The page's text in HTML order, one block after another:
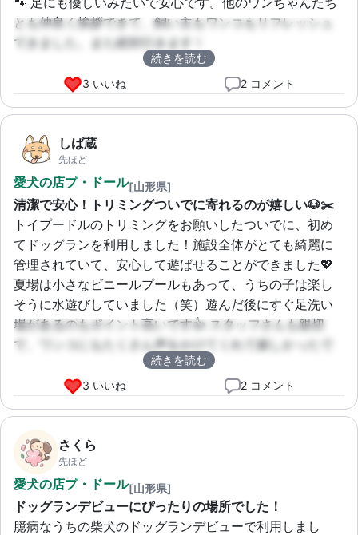
とも仲良く挨拶できて、飼い主もワンコもリフレッシュ
できました。また絶対行きます！
続きを読む
3 いいね
2 コメント
しば蔵
先ほど
愛犬の店プ・ドール[山形県]
清潔で安心！トリミングついでに寄れるのが嬉しい🐶✂️
トイプードルのトリミングをお願いしたついでに、初め
てドッグランを利用しました！施設全体がとても綺麗に
管理されていて、安心して遊ばせることができました💖
夏場は小さなビニールプールもあって、うちの子は楽し
そうに水遊びしていました（笑）遊んだ後にすぐ足洗い
場があるのもポイント高いです👍 スタッフさんも親切
で、ワンコにもたくさん声をかけてくれて嬉しかったで
続きを読む
3 いいね
2 コメント
さくら
先ほど
愛犬の店プ・ドール[山形県]
ドッグランデビューにぴったりの場所でした！
臆病なうちの柴犬のドッグランデビューで利用しまし